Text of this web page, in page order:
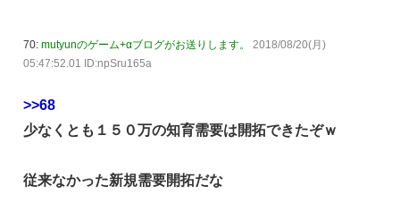
70: mutyunのゲーム+αブログがお送りします。
2018/08/20(月)
05:47:52.01 ID:npSru165a
>>68
少なくとも１５０万の知育需要は開拓できたぞｗ
従来なかった新規需要開拓だな